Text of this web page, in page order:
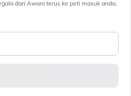
dari Awani terus ke peti masuk anda.